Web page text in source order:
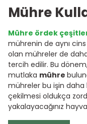
Mühre
Mühre ördek
mührenin de aynı
olan mühreler de
tercih edilir. Bu
mutlaka mühre
mühreler bu işin daha
çekilmesi oldukça
yakalayacağınız